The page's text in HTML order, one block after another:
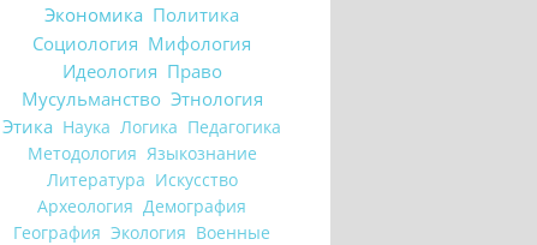
Экономика Политика
Социология Мифология
Идеология Право
Мусульманство Этнология
Этика Наука Логика Педагогика
Методология Языкознание
Литература Искусство
Археология Демография
География Экология Военные